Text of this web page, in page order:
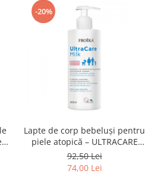
-20%
Lapte de corp bebeluși pentru
piele atopică – ULTRACARE
400 ml
92,50 Lei
74,00 Lei